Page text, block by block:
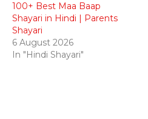
100+ Best Maa Baap
Shayari in Hindi | Parents
Shayari
6 August 2026
In "Hindi Shayari"